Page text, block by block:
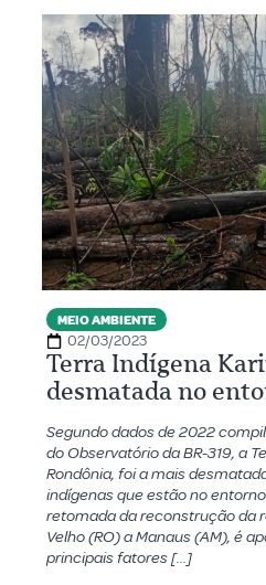
MEIO AMBIENTE
02/03/2023
Terra Indígena
desmatada no
Segundo dados de 2022
do Observatório da BR-319, a
Rondônia, foi a mais
indígenas que estão no
retomada da reconstrução da
Velho (RO) a Manaus (AM), é
principais fatores […]